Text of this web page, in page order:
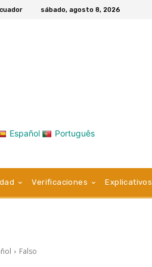
sábado, agosto 8, 2026
Español Português
Verificaciones Explicativos
Falso